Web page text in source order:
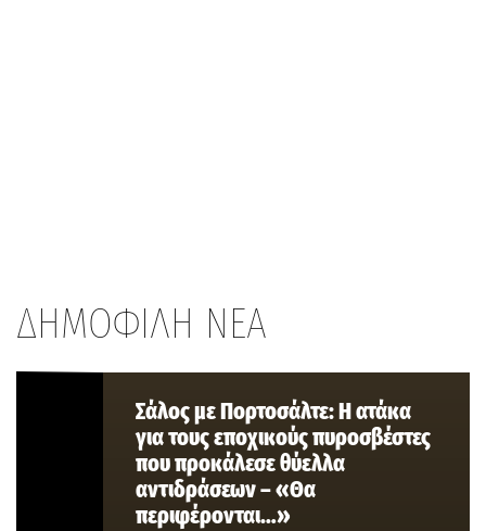
ΔΗΜΟΦΙΛΗ ΝΕΑ
Σάλος με Πορτοσάλτε: Η ατάκα
για τους εποχικούς πυροσβέστες
που προκάλεσε θύελλα
αντιδράσεων – «Θα
περιφέρονται…»